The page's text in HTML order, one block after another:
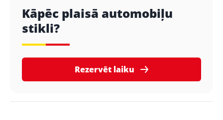
Kāpēc plaisā automobiļu
stikli?
Rezervēt laiku